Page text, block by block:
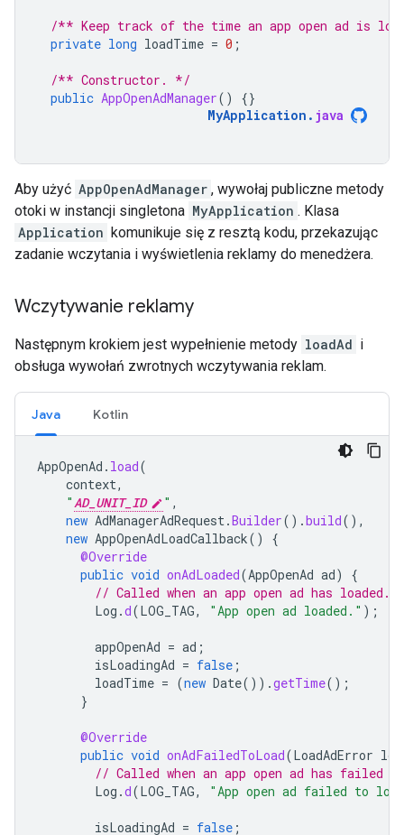
/** Keep track of the time an app open ad is
private long loadTime = 0 ;
/** Constructor. */
public AppOpenAdManager()
{}
MyApplication . java
Aby użyć AppOpenAdManager , wywołaj publiczne metody
otoki w instancji singletona MyApplication . Klasa
Application komunikuje się z resztą kodu, przekazując
zadanie wczytania i wyświetlenia reklamy do menedżera.
Wczytywanie reklamy
Następnym krokiem jest wypełnienie metody loadAd i
obsługa wywołań zwrotnych wczytywania reklam.
Java Kotlin
AppOpenAd . load(
context,
"AD_UNIT_ID " ,
new AdManagerAdRequest.Builder().build(),
new AppOpenAdLoadCallback()
{
@Override
public void onAdLoaded(AppOpenAd ad)
{
// Called when an app open ad has loaded.
Log .d(LOG_TAG, "App open ad loaded." );
appOpenAd = ad ;
isLoadingAd = false ;
loadTime = (new Date()).getTime();
}
@Override
public void onAdFailedToLoad(LoadAdError
// Called when an app open ad has failed
Log .d(LOG_TAG, "App open ad failed to
isLoadingAd = false ;